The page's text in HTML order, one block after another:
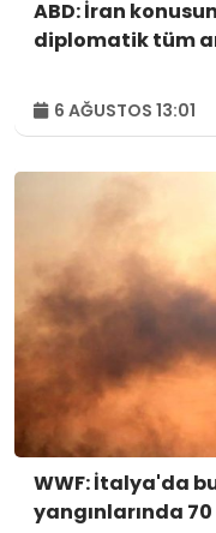
ABD: İran
diplomatik tüm
6 AĞUSTOS 13:01
WWF: İtalya'da
yangınlarında